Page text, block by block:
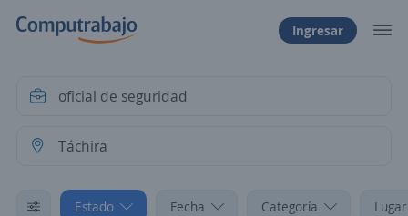
Ingresar
Estado Fecha Categoría